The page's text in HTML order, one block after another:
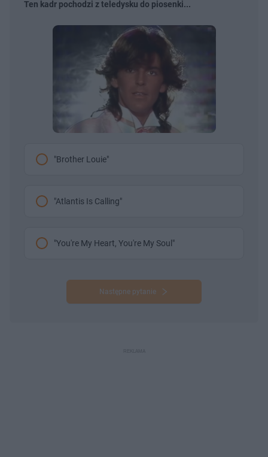
Ten kadr pochodzi z teledysku do piosenki...
"Brother Louie"
"Atlantis Is Calling"
"You're My Heart, You're My Soul"
Następne pytanie